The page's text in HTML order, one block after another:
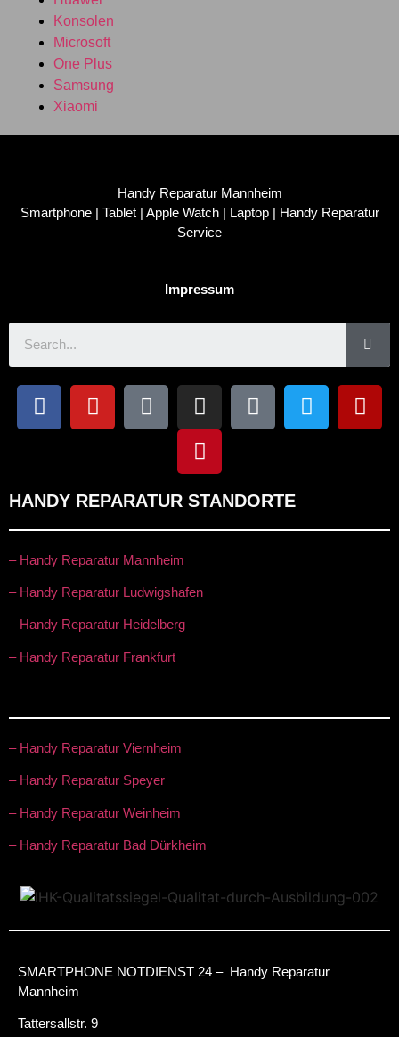
Konsolen
Microsoft
One Plus
Samsung
Xiaomi
Handy Reparatur Mannheim
Smartphone | Tablet | Apple Watch | Laptop | Handy Reparatur
Service
Impressum
HANDY REPARATUR STANDORTE
– Handy Reparatur Mannheim
– Handy Reparatur Ludwigshafen
– Handy Reparatur Heidelberg
– Handy Reparatur Frankfurt
– Handy Reparatur Viernheim
– Handy Reparatur Speyer
– Handy Reparatur Weinheim
– Handy Reparatur Bad Dürkheim
SMARTPHONE NOTDIENST 24 – Handy Reparatur
Mannheim
Tattersallstr. 9